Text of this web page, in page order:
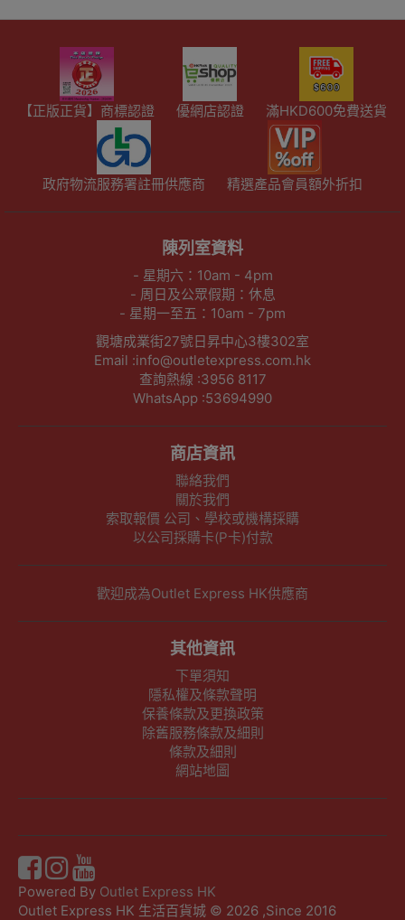
【正版正貨】商標認證 優網店認證 滿HKD600免費送貨
政府物流服務署註冊供應商 精選產品會員額外折扣
陳列室資料
- 星期六：10am - 4pm
- 周日及公眾假期：休息
- 星期一至五：10am - 7pm
觀塘成業街27號日昇中心3樓302室
Email :info@outletexpress.com.hk
查詢熱線 :3956 8117
WhatsApp :53694990
商店資訊
聯絡我們
關於我們
索取報價 公司、學校或機構採購
以公司採購卡(P卡)付款
歡迎成為Outlet Express HK供應商
其他資訊
下單須知
隱私權及條款聲明
保養條款及更換政策
除舊服務條款及細則
條款及細則
網站地圖
Powered By Outlet Express HK
Outlet Express HK 生活百貨城 © 2026 ,Since 2016